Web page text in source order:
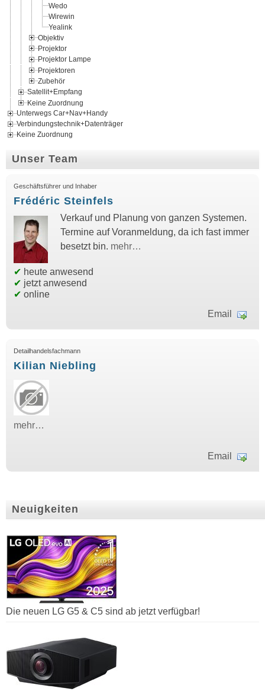
Wedo
Wirewin
Yealink
Objektiv
Projektor
Projektor Lampe
Projektoren
Zubehör
Satellit+Empfang
Keine Zuordnung
Unterwegs Car+Nav+Handy
Verbindungstechnik+Datenträger
Keine Zuordnung
Unser Team
Geschäftsführer und Inhaber
Frédéric Steinfels
Verkauf und Planung von ganzen Systemen.
Termine auf Voranmeldung, da ich fast immer
besetzt bin. mehr…
✔ heute anwesend
✔ jetzt anwesend
✔ online
Email
Detailhandelsfachmann
Kilian Niebling
mehr…
Email
Neuigkeiten
Die neuen LG G5 & C5 sind ab jetzt verfügbar!